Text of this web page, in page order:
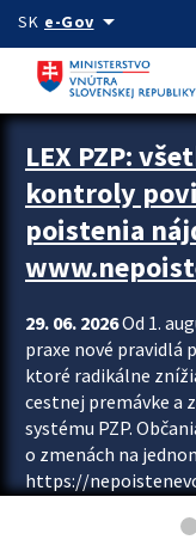
Preskocit na hlavný
SK e-Govarrow_drop_down
Zastavit automatický
LEX PZP:
kontroly
poistenia
29. 06. 2026Od 1.
praxe nové pravidlá
ktoré radikálne
cestnej premávke a
systému PZP.
o zmenách na
https://
asociácie poisťovní